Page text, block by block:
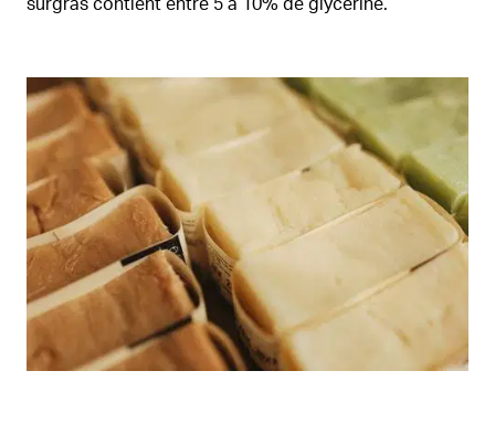
surgras contient entre 5 à 10% de glycérine.